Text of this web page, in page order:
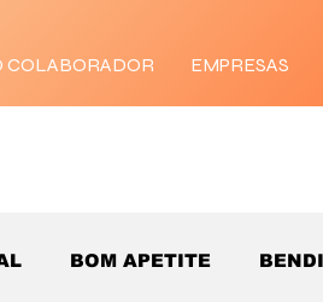
COLABORADOR EMPRESAS
BOM APETITE